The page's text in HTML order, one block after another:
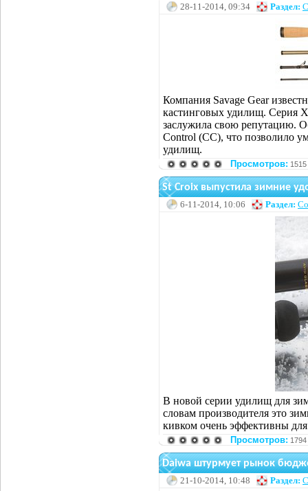
28-11-2014, 09:34 Раздел:
Компания Savage Gear
кастинговых удилищ. Серия
заслужила свою репутацию.
Control (CC), что позволило
удилищ.
Просмотров:
St Croix выпустила зимние
6-11-2014, 10:06 Раздел:
В новой серии удилищ для
словам производителя это
кивком очень эффективны
Просмотров:
Daiwa штурмует рынок
21-10-2014, 10:48 Раздел: